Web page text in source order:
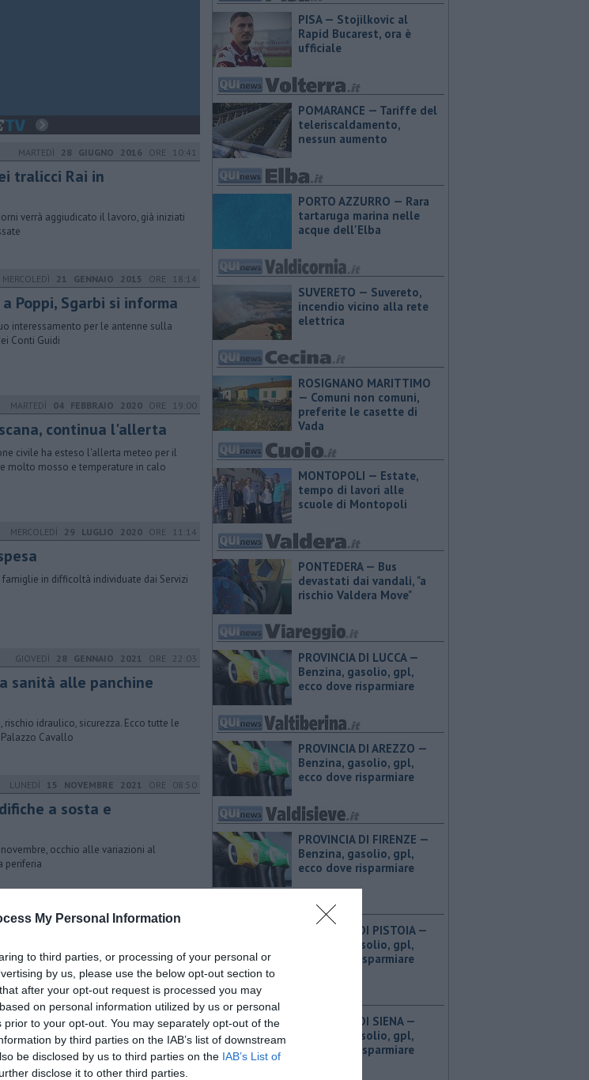
My Personal Information
to third parties, or processing of your personal or
by us, please use the below opt-out section to
after your opt-out request is processed you may
on personal information utilized by us or personal
to your opt-out. You may separately opt-out of the
by third parties on the IAB’s list of downstream
be disclosed by us to third parties on the IAB’s List of
disclose it to other third parties.
MARTEDÌ 28 GIUGNO 2016 ORE 10:41
tralicci Rai in
verrà aggiudicato il lavoro, già iniziati
MERCOLEDÌ 21 GENNAIO 2015 ORE 18:14
Poppi, Sgarbi si informa
interessamento per le antenne sulla
Conti Guidi
MARTEDÌ 04 FEBBRAIO 2020 ORE 19:00
continua l'allerta
civile ha esteso l'allerta meteo per il
molto mosso e temperature in calo
MERCOLEDÌ 29 LUGLIO 2020 ORE 11:14
in difficoltà individuate dai Servizi
GIOVEDÌ 28 GENNAIO 2021 ORE 22:03
sanità alle panchine
idraulico, sicurezza. Ecco tutte le
Cavallo
LUNEDÌ 15 NOVEMBRE 2021 ORE 08:50
a sosta e
occhio alle variazioni al
periferia
GIOVEDÌ 08 DICEMBRE 2022 ORE 12:28
2023 delle attività di bonifica del
Regione. Ascoltati cittadini e territori
MERCOLEDÌ06 MARZO 2024ORE 16:00
il tavolo di confronto
PISA — Stojilkovic al
Rapid Bucarest, ora è
ufficiale
POMARANCE — Tariffe del
teleriscaldamento,
nessun aumento
PORTO AZZURRO — Rara
tartaruga marina nelle
acque dell'Elba
SUVERETO — Suvereto,
incendio vicino alla rete
elettrica
ROSIGNANO MARITTIMO
— Comuni non comuni,
preferite le casette di
Vada
MONTOPOLI — Estate,
tempo di lavori alle
scuole di Montopoli
PONTEDERA — Bus
devastati dai vandali, "a
rischio Valdera Move"
PROVINCIA DI LUCCA — ​
Benzina, gasolio, gpl,
ecco dove risparmiare
PROVINCIA DI AREZZO — ​
Benzina, gasolio, gpl,
ecco dove risparmiare
PROVINCIA DI FIRENZE — ​
Benzina, gasolio, gpl,
ecco dove risparmiare
PROVINCIA DI PISTOIA — ​
Benzina, gasolio, gpl,
ecco dove risparmiare
PROVINCIA DI SIENA — ​
Benzina, gasolio, gpl,
ecco dove risparmiare